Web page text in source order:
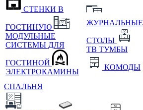
СТЕНКИ В
ГОСТИНУЮ
МОДУЛЬНЫЕ
СИСТЕМЫ ДЛЯ
ГОСТИНОЙ
ЭЛЕКТРОКАМИНЫ
ЖУРНАЛЬНЫЕ
СТОЛЫ
ТВ ТУМБЫ
КОМОДЫ
СПАЛЬНЯ